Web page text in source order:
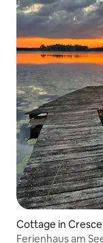
Cottage in
Ferienhaus am